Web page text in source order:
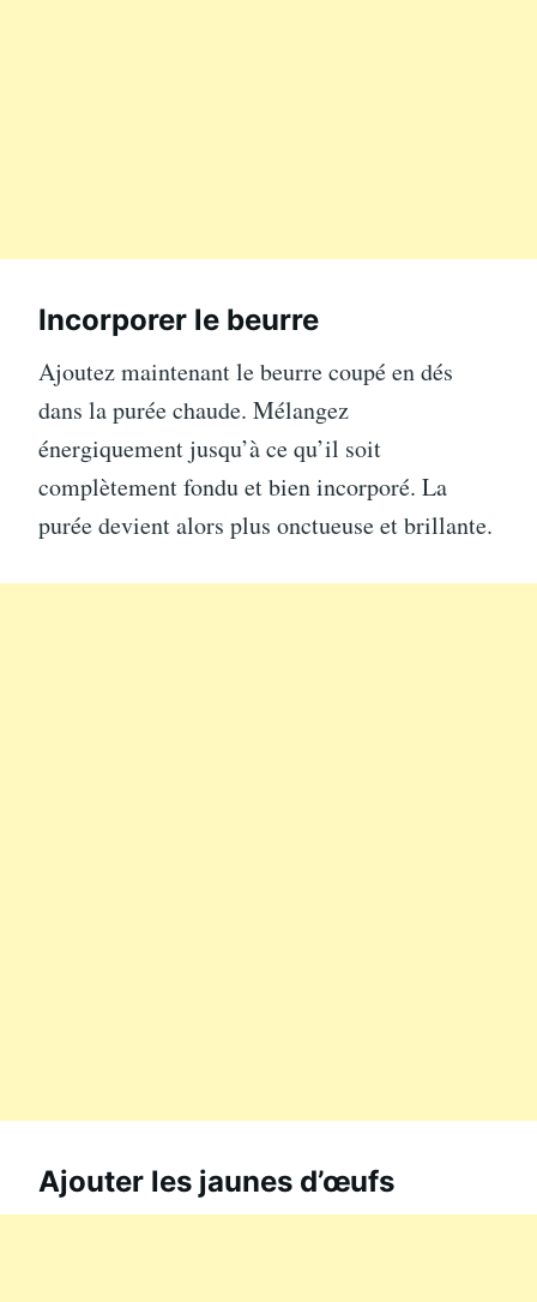
Incorporer le beurre
Ajoutez maintenant le beurre coupé en dés
dans la purée chaude. Mélangez
énergiquement jusqu’à ce qu’il soit
complètement fondu et bien incorporé. La
purée devient alors plus onctueuse et brillante.
Ajouter les jaunes d’œufs